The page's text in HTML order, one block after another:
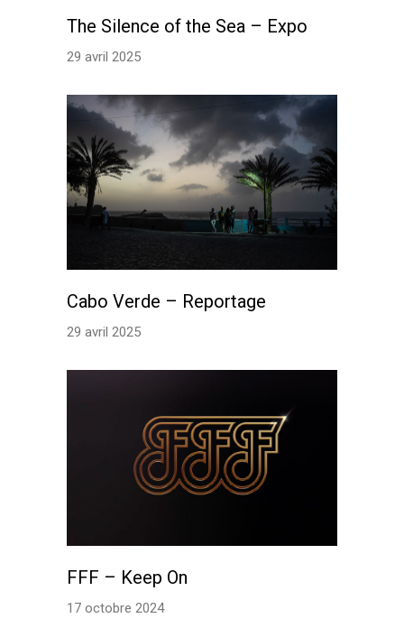
The Silence of the Sea – Expo
29 avril 2025
Cabo Verde – Reportage
29 avril 2025
FFF – Keep On
17 octobre 2024